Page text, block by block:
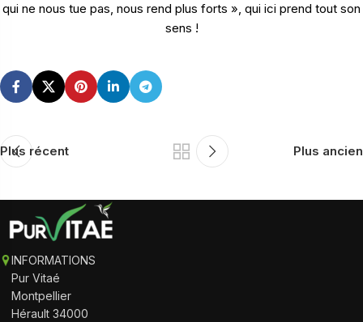
qui ne nous tue pas, nous rend plus forts », qui ici prend tout son
sens !
Plus récent Plus ancien
INFORMATIONS
Pur Vitaé
Montpellier
Hérault 34000